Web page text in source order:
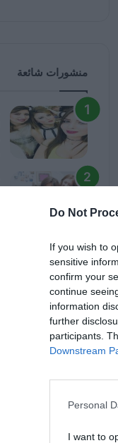
Do Not
If you wish to
sensitive
confirm your
continue
information
further
participants.
Downstream
Personal
I want to
منشورات شائعة